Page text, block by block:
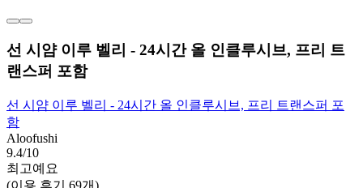
선 시얌 이루 벨리 - 24시간 올 인클루시브, 프리 트
랜스퍼 포함
선 시얌 이루 벨리 - 24시간 올 인클루시브, 프리 트랜스퍼 포
함
Aloofushi
9.4/10
최고예요
(이용 후기 69개)